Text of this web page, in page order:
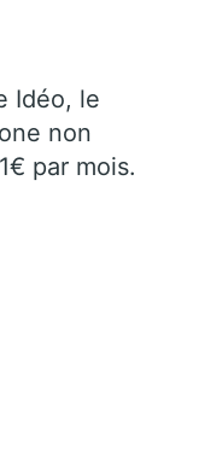
Idéo, le
non
par mois.